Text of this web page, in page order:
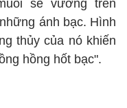
sẽ vương trên
ánh bạc. Hình
thủy của nó khiến
hồng hốt bạc".